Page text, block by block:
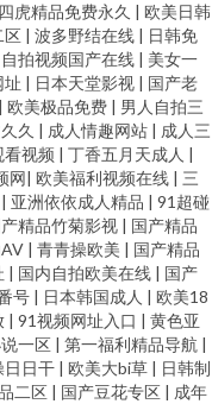
四虎精品免费永久 | 欧美日韩
区 | 波多野结在线 | 日韩免
自拍视频国产在线 | 美女一
址 | 日本天堂影视 | 国产老
| 欧美极品免费 | 男人自拍三
久 | 成人情趣网站 | 成人三
视频 | 丁香五月天成人 |
网| 欧美福利视频在线 | 三
| 亚洲依依成人精品 | 91超碰
精品竹菊影视 | 国产精品
| 青青操欧美 | 国产精品
| 国内自拍欧美在线 | 国产
号 | 日本韩国成人 | 欧美18
| 91视频网址入口 | 黄色亚
一区 | 第一福利精品导航 |
日日干 | 欧美大bi草 | 日韩制
二区 | 国产豆花专区 | 成年